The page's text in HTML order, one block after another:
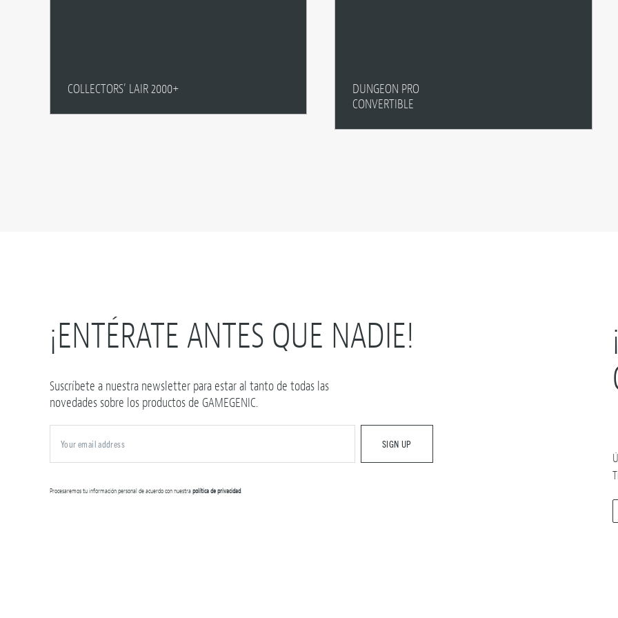
COLLECTORS’ LAIR 2000+
DUNGEON PRO
CONVERTIBLE
¡ENTÉRATE ANTES QUE NADIE!
Suscríbete a nuestra newsletter para estar al tanto de todas las
novedades sobre los productos de GAMEGENIC.
Procesaremos tu información personal de acuerdo con nuestrapolítica de privacidad.